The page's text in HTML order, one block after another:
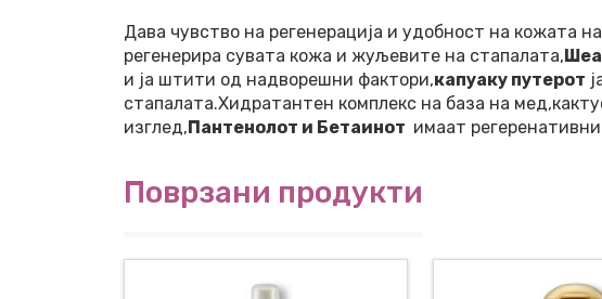
Дава чувство на регенерација и удобност на кожата
регенерира сувата кожа и жуљевите на стапалата,Шеа
и ја штити од надворешни фактори,капуаку путерот
стапалата.Хидратантен комплекс на база на
изглед,Пантенолот и Бетаинот имаат
Поврзани продукти